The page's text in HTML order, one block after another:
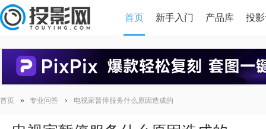
首页 新手入门 产品库 投
首页 » 专业问答 › 电视家暂停服务什么原因造成的